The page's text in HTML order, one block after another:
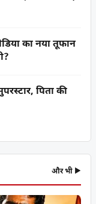
का नया तूफान
पिता की
और भी ▶